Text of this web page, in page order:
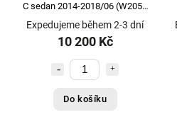
C sedan 2014-2018/06 (W205),
vertikální, GDW
Expedujeme během 2-3 dní
10 200 Kč
Do košíku